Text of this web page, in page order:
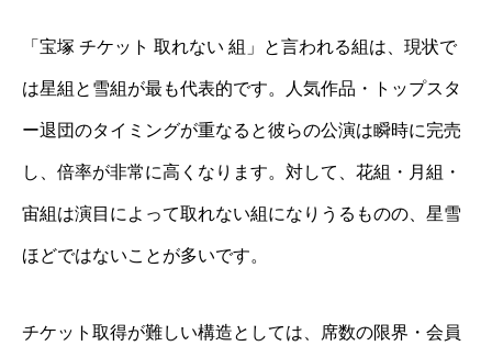
「宝塚 チケット 取れない 組」と言われる組は、現状で
は星組と雪組が最も代表的です。人気作品・トップスタ
ー退団のタイミングが重なると彼らの公演は瞬時に完売
し、倍率が非常に高くなります。対して、花組・月組・
宙組は演目によって取れない組になりうるものの、星雪
ほどではないことが多いです。
チケット取得が難しい構造としては、席数の限界・会員